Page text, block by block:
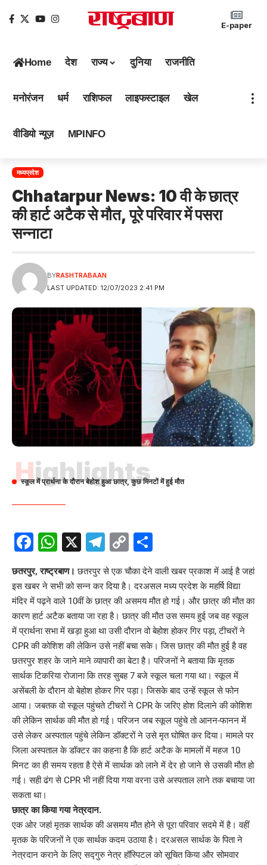
E-paper
Home देश राज्य दुनिया राजनीति
मनोरंजन धर्म राशिफल लाइफस्टाइल खेल
वीडियो न्यूज़ MPINFO
मध्यप्रदेश
Chhatarpur News: 10 वी के छात्र
की हार्ट अटैक से मौत, पूरे परिवार में पसरा
सन्नाटा
LAST UPDATED: 12/07/2023 2:41 PM
BYRASHTRABAAN
Highlights
स्कूल में प्रार्थना के दौरान बेहोश हुआ छात्र, कुछ मिनटों में हुई मौत
Facebook
WhatsApp
X Telegram
Copy
Link
छतरपुर, राष्ट्रबाण। छतरपुर से एक चौका देने वाली खबर प्रकाश में आई है जहां
इस खबर ने सभी को सन्न कर दिया है। दरअसल मध्य प्रदेश के महर्षि विद्या
मंदिर में पढ़ने वाले 10वीं के छात्र की असमय मौत हो गई। और छात्र की मौत का
कारण हार्ट अटैक बताया जा रहा है। छात्र की मौत उस समय हुई जब वह स्कूल
में प्रार्थना सभा में खड़ा हुआ था उसी दौरान वो बेहोश होकर गिर पड़ा, टीचरों ने
CPR की कोशिश की लेकिन उसे नहीं बचा सके। जिस छात्र की मौत हुई है वह
छतरपुर शहर के जाने माने व्यापारी का बेटा है। परिजनों ने बताया कि मृतक
सार्थक टिकरिया रोजाना कि तरह सुबह 7 बजे स्कूल चला गया था। स्कूल में
असेंबली के दौरान वो बेहोश होकर गिर पड़ा। जिसके बाद उन्हें स्कूल से फोन
आया। जबतक वो स्कूल पहुंचते टीचरों ने CPR के जरिए होश दिलाने की कोशिश
की लेकिन सार्थक की मौत हो गई। परिजन जब स्कूल पहुंचे तो आनन-फानन में
उसे लेकर अस्पताल पहुंचे लेकिन डॉक्टरों ने उसे मृत घोषित कर दिया। मामले पर
जिला अस्पताल के डॉक्टर का कहना है कि हार्ट अटैक के मामलों में महज 10
मिनट का ही समय रहता है ऐसे में सार्थक को लाने में देर हो जाने से उसकी मौत हो
गई। सही ढंग से CPR भी नहीं दिया गया वरना उसे अस्पताल लाने तक बचाया जा
सकता था।
छात्र का किया गया नेत्रदान.
एक ओर जहां मृतक सार्थक की असमय मौत होने से पूरा परिवार सदमे में है। वहीं
मृतक के परिजनों ने एक सार्थक कदम उठाया है। दरअसल सार्थक के पिता ने
नेत्रदान कराने के लिए सद्गुरु नेत्र हॉस्पिटल को सूचित किया और सोमवार